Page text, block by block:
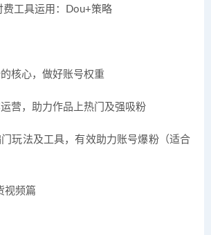
费工具运用：Dou+策略
核心，做好账号权重
营，助力作品上热门及强吸粉
玩法及工具，有效助力账号爆粉（适合
视频篇